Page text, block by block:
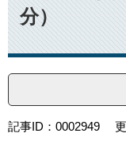
分）
記事ID：0002949